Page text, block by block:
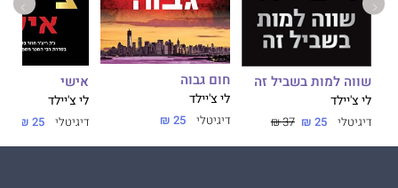
שווה למות בשביל זה
לי צ'יילד
דיגיטלי 25 ₪
37 ₪
חום גבוה
לי צ'יילד
דיגיטלי 25 ₪
אישי
לי צ'יילד
דיגיטלי 25 ₪